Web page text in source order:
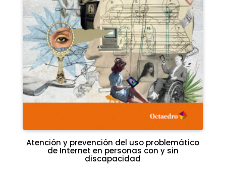
Atención y prevención del uso problemático
de Internet en personas con y sin
discapacidad